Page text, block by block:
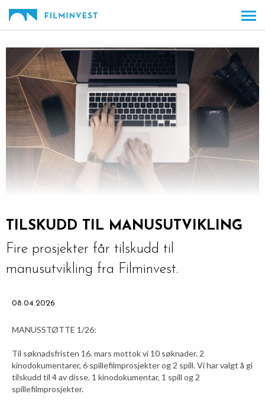
innholdet
skrift
TILSKUDD TIL MANUSUTVIKLING
Fire prosjekter får tilskudd til
manusutvikling fra Filminvest.
08.04.2026
MANUSSTØTTE 1/26:
Til søknadsfristen 16. mars mottok vi 10 søknader. 2
kinodokumentarer, 6 spillefilmprosjekter og 2 spill. Vi har valgt å gi
tilskudd til 4 av disse. 1 kinodokumentar, 1 spill og 2
spillefilmprosjekter.